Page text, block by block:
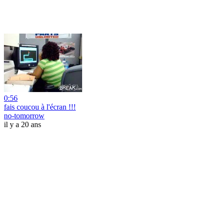
0:56
fais coucou à l'écran !!!
no-tomorrow
il y a 20 ans